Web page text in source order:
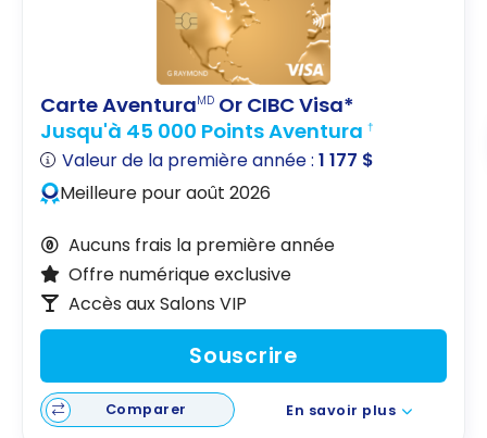
Carte AventuraMD Or CIBC Visa*
Jusqu'à 45 000 Points Aventura †
Valeur de la première année :1 177 $
Meilleure pour août 2026
Aucuns frais la première année
Offre numérique exclusive
Accès aux Salons VIP
Souscrire
Comparer En savoir plus